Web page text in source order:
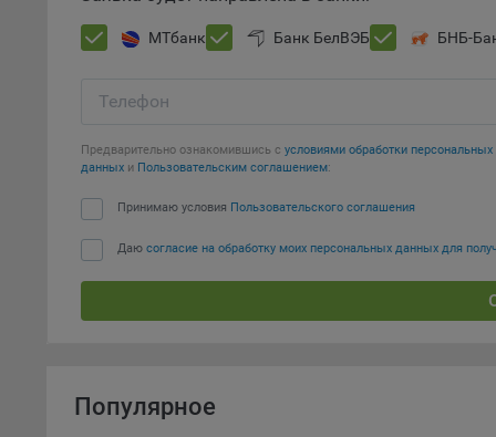
9.3.
9.4.
МТбанк Банк БелВЭБ БНБ-
Телефон
Предварительно ознакомившись с условиями обработки
данных и Пользовательским соглашением:
Принимаю условия Пользовательского соглашения
Даю согласие на обработку моих персональных данных для
Популярное